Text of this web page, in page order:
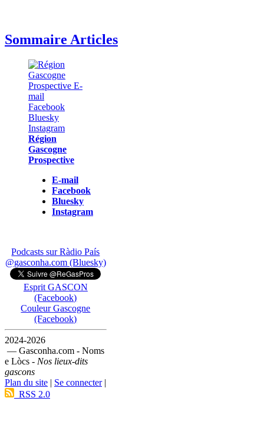
Sommaire Articles
Région
Gascogne
Prospective
E-mail
Facebook
Bluesky
Instagram
Podcasts sur Ràdio País
@gasconha.com (Bluesky)
Esprit GASCON
(Facebook)
Couleur Gascogne
(Facebook)
2024-2026
— Gasconha.com - Noms
e Lòcs - Nos lieux-dits
gascons
Plan du site | Se connecter|
RSS 2.0